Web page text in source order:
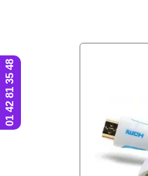
01 42 81 35 48